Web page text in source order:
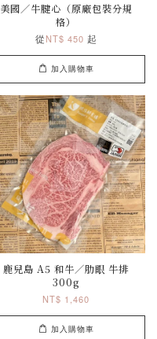
美國／牛腱心（原廠包裝分規
格）
從NT$ 450 起
加入購物車
鹿兒島 A5 和牛／肋眼 牛排
300g
NT$ 1,460
加入購物車